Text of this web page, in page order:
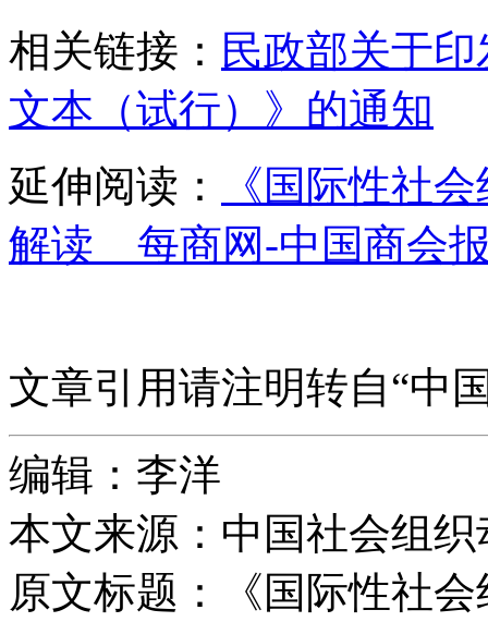
相关链接： 民政部关于
文本（试行）》的通知
延伸阅读：
《国际性社
解读__每商网-中国商会
文章引用请注明转自“中
编辑：李洋
本文来源：中国社会组织
原文标题：
《国际性社